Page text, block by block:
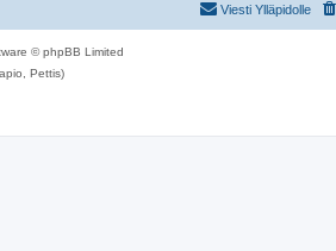
Viesti Ylläpidolle
© phpBB Limited
Pettis)